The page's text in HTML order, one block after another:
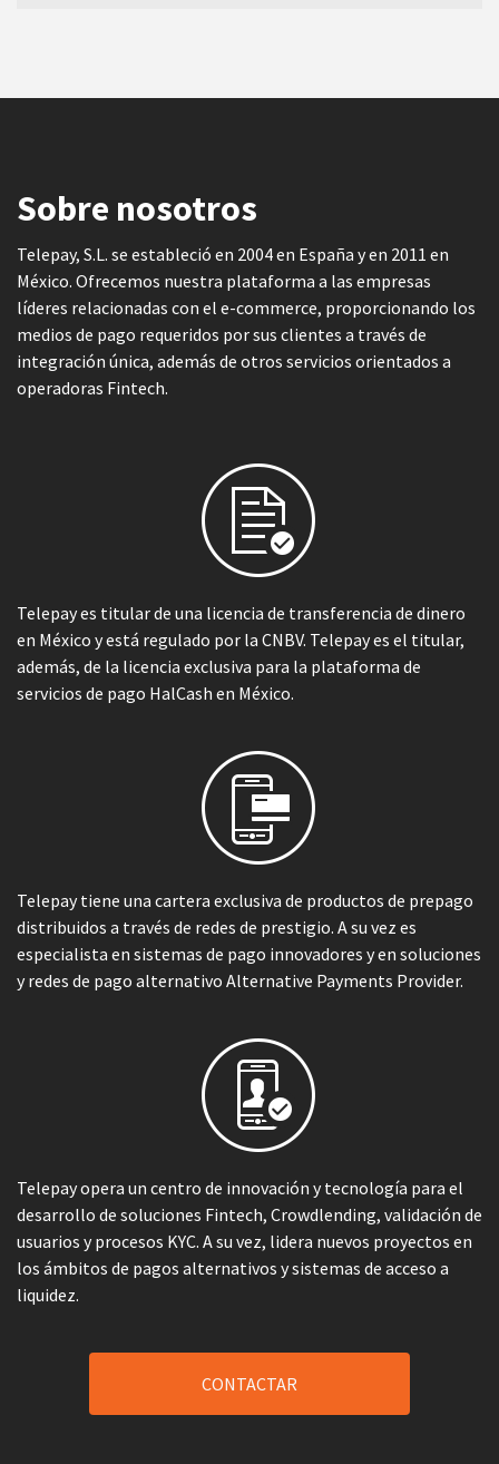
Sobre nosotros
Telepay, S.L. se estableció en 2004 en España y en 2011 en
México. Ofrecemos nuestra plataforma a las empresas
líderes relacionadas con el e-commerce, proporcionando los
medios de pago requeridos por sus clientes a través de
integración única, además de otros servicios orientados a
operadoras Fintech.
Telepay es titular de una licencia de transferencia de dinero
en México y está regulado por la CNBV. Telepay es el titular,
además, de la licencia exclusiva para la plataforma de
servicios de pago HalCash en México.
Telepay tiene una cartera exclusiva de productos de prepago
distribuidos a través de redes de prestigio. A su vez es
especialista en sistemas de pago innovadores y en soluciones
y redes de pago alternativo Alternative Payments Provider.
Telepay opera un centro de innovación y tecnología para el
desarrollo de soluciones Fintech, Crowdlending, validación de
usuarios y procesos KYC. A su vez, lidera nuevos proyectos en
los ámbitos de pagos alternativos y sistemas de acceso a
liquidez.
CONTACTAR